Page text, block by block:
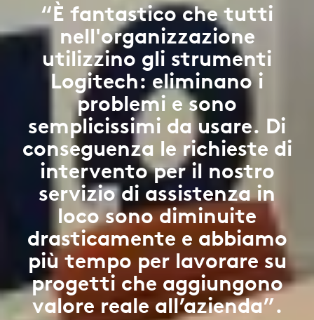
“È fantastico che tutti
nell'organizzazione
utilizzino gli strumenti
Logitech: eliminano i
problemi e sono
semplicissimi da usare. Di
conseguenza le richieste di
intervento per il nostro
servizio di assistenza in
loco sono diminuite
drasticamente e abbiamo
più tempo per lavorare su
progetti che aggiungono
valore reale all’azienda”.